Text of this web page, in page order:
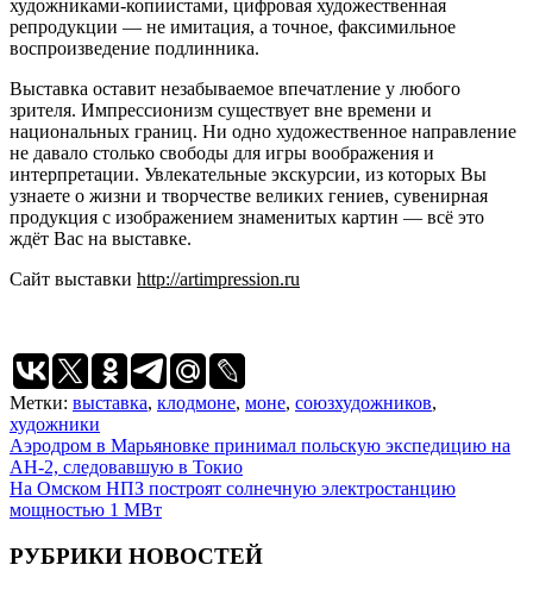
художниками-копиистами, цифровая художественная
репродукции — не имитация, а точное, факсимильное
воспроизведение подлинника.
Выставка оставит незабываемое впечатление у любого
зрителя. Импрессионизм существует вне времени и
национальных границ. Ни одно художественное направление
не давало столько свободы для игры воображения и
интерпретации. Увлекательные экскурсии, из которых Вы
узнаете о жизни и творчестве великих гениев, сувенирная
продукция с изображением знаменитых картин — всё это
ждёт Вас на выставке.
Сайт выставки http://artimpression.ru
Метки: выставка, клодмоне, моне, союзхудожников,
художники
Навигация
по
записям
Аэродром в Марьяновке принимал польскую экспедицию на
АН-2, следовавшую в Токио
На Омском НПЗ построят солнечную электростанцию
мощностью 1 МВт
РУБРИКИ НОВОСТЕЙ